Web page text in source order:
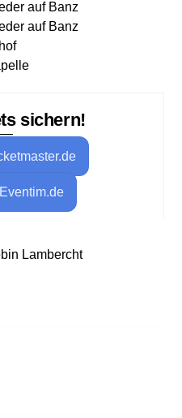
auf Banz
auf Banz
sichern!
Lambercht